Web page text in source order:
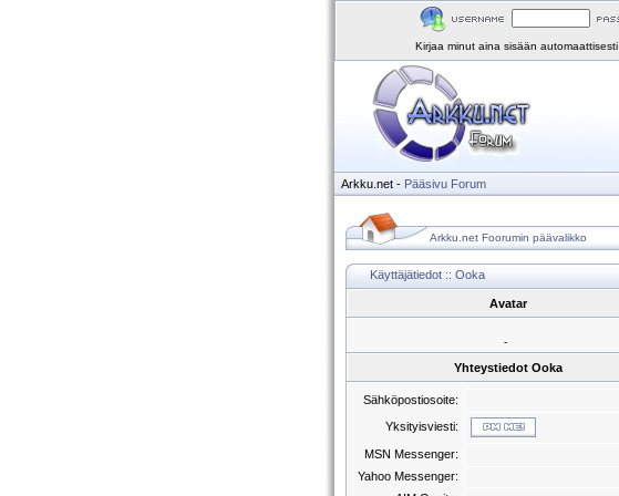
Kirjaa minut aina sisään automaattisesti
Arkku.net - Pääsivu Forum
Arkku.net Foorumin päävalikko
Käyttäjätiedot :: Ooka
Avatar
-
Yhteystiedot Ooka
Sähköpostiosoite:
Yksityisviesti:
MSN Messenger:
Yahoo Messenger: